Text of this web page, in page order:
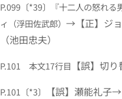
P.099〔*39〕『十二人の怒れる
ィ（浮田佐武郎） →【正】ジ
（池田忠夫）
P.101 本文17行目 【誤】切
P.101〔*3〕 【誤】瀬能礼子